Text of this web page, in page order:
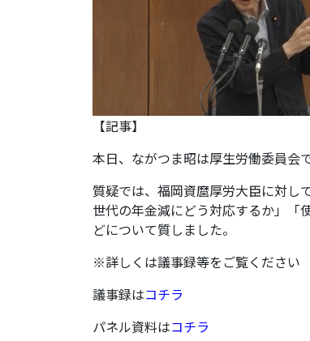
【記事】
本日、ながつま昭は厚生労働委員会
質疑では、福岡資麿厚労大臣に対し
世代の年金減にどう対応するか」「
どについて質しました。
※詳しくは議事録等をご覧ください
議事録はコチラ
パネル資料はコチラ